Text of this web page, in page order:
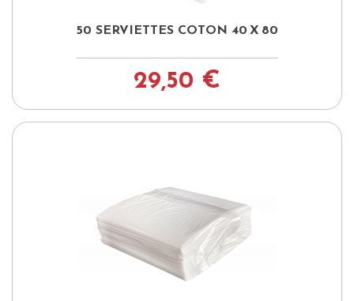
50 SERVIETTES COTON 40 X 80
29,50 €